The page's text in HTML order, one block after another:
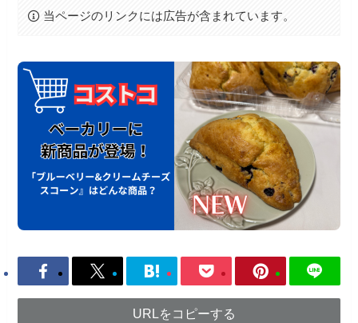
当ページのリンクには広告が含まれています。
URLをコピーする